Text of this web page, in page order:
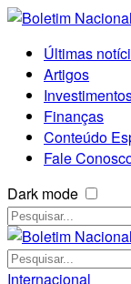
Últimas
Artigos
Finanças
Conteúdo
Fale
Dark mode
Internacional